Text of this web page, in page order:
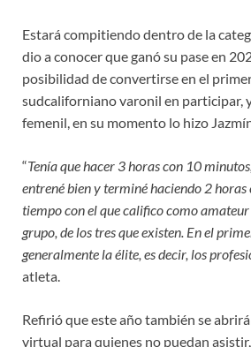
Estará compitiendo dentro de la
dio a conocer que ganó su pase en
posibilidad de convertirse en el
sudcaliforniano varonil en participar,
femenil, en su momento lo hizo
“Tenía que hacer 3 horas con 10
entrené bien y terminé haciendo 2 horas
tiempo con el que califico como amateur
grupo, de los tres que existen. En el
generalmente la élite, es decir, los
atleta.
Refirió que este año también se
virtual para quienes no puedan